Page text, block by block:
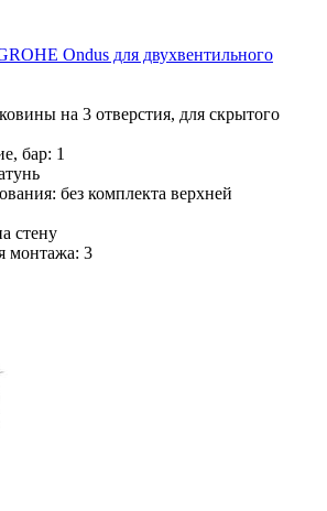
Ondus для двухвентильного
на 3 отверстия, для скрытого
бар: 1
без комплекта верхней
стену
монтажа: 3